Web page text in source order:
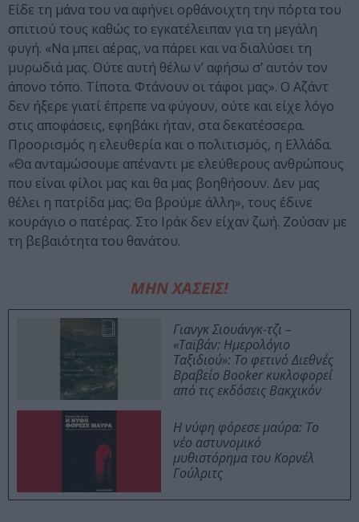
Είδε τη μάνα του να αφήνει ορθάνοιχτη την πόρτα του
σπιτιού τους καθώς το εγκατέλειπαν για τη μεγάλη
φυγή. «Να μπει αέρας, να πάρει και να διαλύσει τη
μυρωδιά μας. Ούτε αυτή θέλω ν’ αφήσω σ’ αυτόν τον
άπονο τόπο. Τίποτα. Φτάνουν οι τάφοι μας». Ο Αζάντ
δεν ήξερε γιατί έπρεπε να φύγουν, ούτε και είχε λόγο
στις αποφάσεις, εφηβάκι ήταν, στα δεκατέσσερα.
Προορισμός η ελευθερία και ο πολιτισμός, η Ελλάδα.
«Θα ανταμώσουμε απέναντι με ελεύθερους ανθρώπους
που είναι φίλοι μας και θα μας βοηθήσουν. Δεν μας
θέλει η πατρίδα μας; Θα βρούμε άλλη», τους έδινε
κουράγιο ο πατέρας. Στο Ιράκ δεν είχαν ζωή. Ζούσαν με
τη βεβαιότητα του θανάτου.
ΜΗΝ ΧΑΣΕΙΣ!
Γιανγκ Σιουάνγκ-τζι –
«Ταϊβάν: Ημερολόγιο
Ταξιδιού»: Το φετινό Διεθνές
Βραβείο Booker κυκλοφορεί
από τις εκδόσεις Βακχικόν
Η νύφη φόρεσε μαύρα: Το
νέο αστυνομικό
μυθιστόρημα του Κορνέλ
Γούλριτς